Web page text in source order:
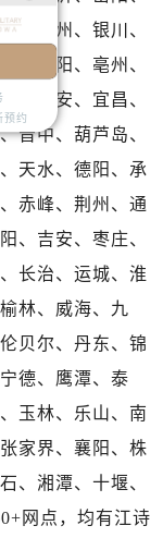
河南省濮阳市大华龙区开州路绿城路交叉口江诗丹顿售后服务中心（需提前预约）
河南省三门峡市湖滨区和平路江诗丹顿售后服务中心（需提前预约）
河南省商丘市梁园区神火大道江诗丹顿售后服务中心（需提前预约）
河南省新乡市红旗区人民路江诗丹顿售后服务中心（需提前预约）
河南省信阳市浉河区东方红大道江诗丹顿售后服务中心（需提前预约）
河南省驻马店市驿城区乐山大道与置地大道交叉口江诗丹顿售后服务中心（需提前预约）
湖北省鄂州市鄂城区文星大道江诗丹顿售后服务中心（需提前预约）
湖北省黄冈市黄州区赤壁大道江诗丹顿售后服务中心（需提前预约）
湖北省黄石市黄石港区武汉路江诗丹顿售后服务中心（需提前预约）
湖北省荆门市东宝中天街步行街江诗丹顿售后服务中心（需提前预约）
湖北省襄阳市樊城区长虹路与人民路交叉口江诗丹顿售后服务中心（需提前预约）
、兰州、银川、
、邵阳、亳州、
、淮安、宜昌、
晋中、葫芦岛、
天水、德阳、承
赤峰、荆州、通
、吉安、枣庄、
长治、运城、淮
林、威海、九
贝尔、丹东、锦
德、鹰潭、泰
玉林、乐山、南
家界、襄阳、株
、湘潭、十堰、
网点，均有江诗
预约